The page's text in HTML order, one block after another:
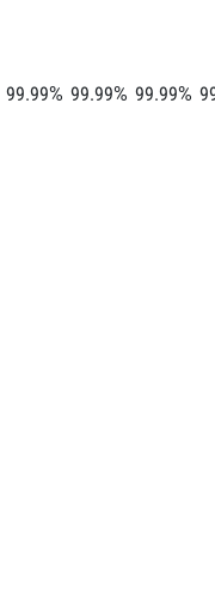
99.99% 99.99% 99.99%